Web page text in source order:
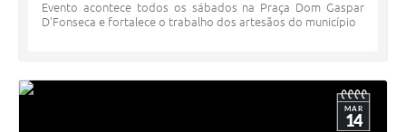
Evento acontece todos os sábados na Praça Dom Gaspar
D’Fonseca e fortalece o trabalho dos artesãos do município
MAR
14